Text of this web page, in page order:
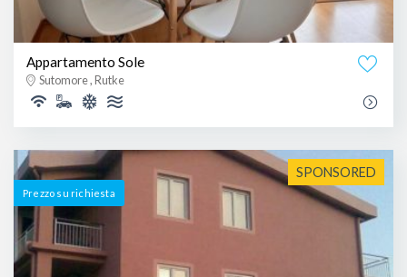
Appartamento Sole
Sutomore , Rutke
SPONSORED
Prezzo su richiesta